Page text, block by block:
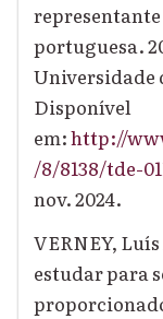
representante
portuguesa.
Universidade
Disponível
em:http://
/8/8138/tde-
nov. 2024.
VERNEY,
estudar para